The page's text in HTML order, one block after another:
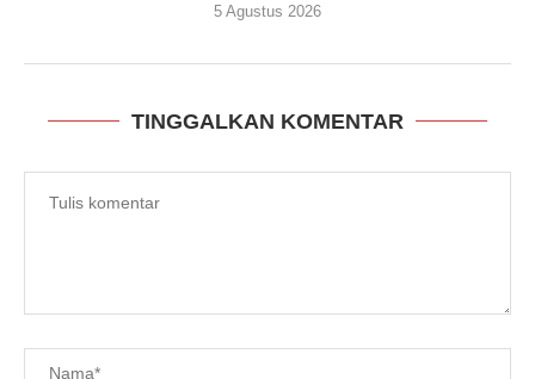
5 Agustus 2026
TINGGALKAN KOMENTAR